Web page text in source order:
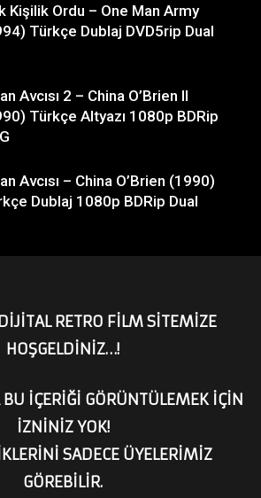
Kişilik Ordu – One Man Army
Türkçe Dublaj DVD5rip Dual
Avcısı 2 – China O’Brien II
Türkçe Altyazı 1080p BDRip
Avcısı – China O’Brien (1990)
Dublaj 1080p BDRip Dual
RETRO FİLM SİTEMİZE
HOŞGELDİNİZ…!
İÇERİĞİ GÖRÜNTÜLEMEK İÇİN
İZNİNİZ YOK!
SADECE ÜYELERİMİZ
GÖREBİLİR.